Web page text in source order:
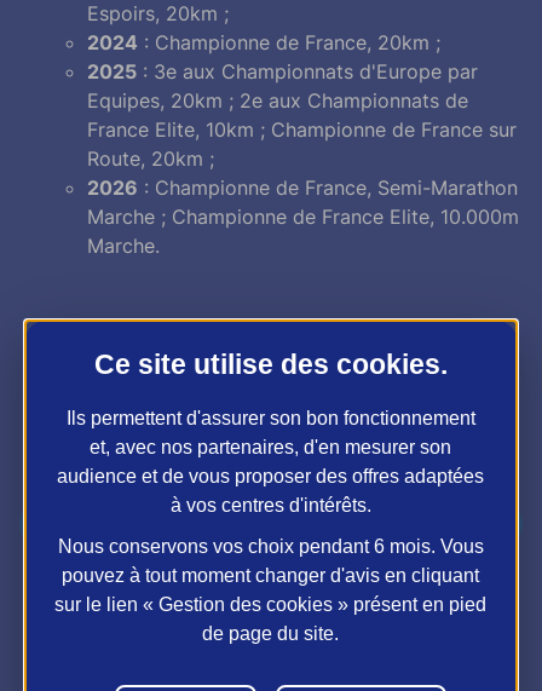
Espoirs, 20km ;
2024 : Championne de France, 20km ;
2025 : 3e aux Championnats d'Europe par
Equipes, 20km ; 2e aux Championnats de
France Elite, 10km ; Championne de France sur
Route, 20km ;
2026 : Championne de France, Semi-Marathon
Marche ; Championne de France Elite, 10.000m
Marche.
Element précédent
Ce site utilise des cookies.
Ils permettent d'assurer son bon fonctionnement
et, avec nos partenaires, d'en mesurer son
audience et de vous proposer des offres adaptées
à vos centres d'intérêts.
Nous conservons vos choix pendant 6 mois. Vous
pouvez à tout moment changer d'avis en cliquant
sur le lien « Gestion des cookies » présent en pied
de page du site.